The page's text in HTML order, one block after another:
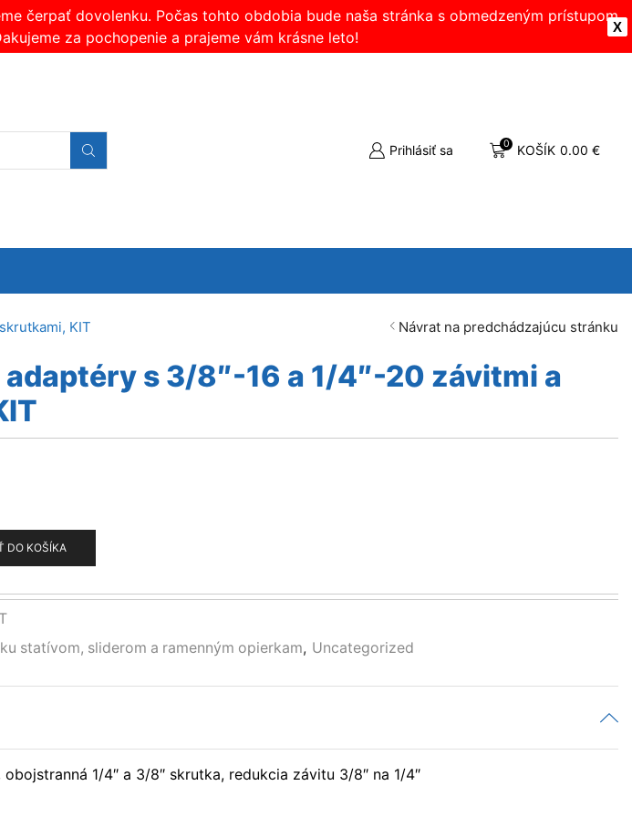
X
čerpať dovolenku. Počas tohto obdobia bude naša stránka s obmedzeným prístupom.
za pochopenie a prajeme vám krásne leto!
Prihlásiť sa 0 KOŠÍK 0.00 €
KIT Návrat na predchádzajúcu stránku
s 3/8″-16 a 1/4″-20 závitmi a
DO KOŠÍKA
statívom, sliderom a ramenným opierkam, Uncategorized
1/4″ a 3/8″ skrutka, redukcia závitu 3/8″ na 1/4″